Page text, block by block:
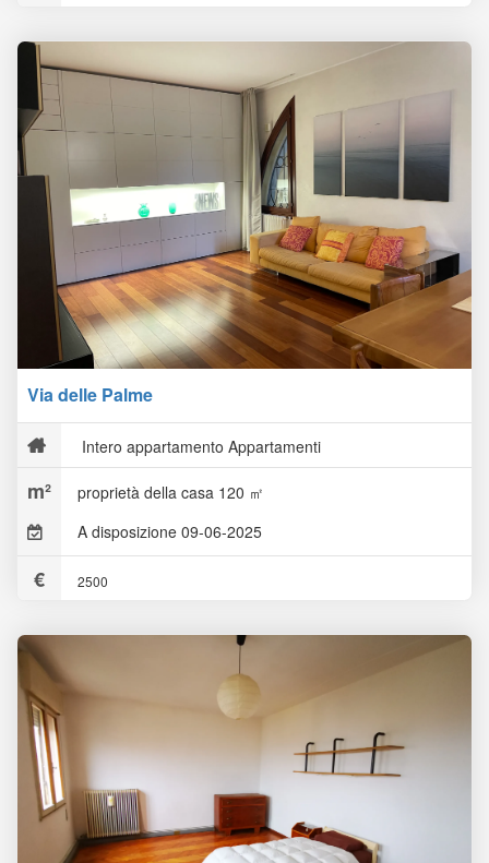
Via delle Palme
Intero appartamento Appartamenti
proprietà della casa 120 ㎡
A disposizione 09-06-2025
2500